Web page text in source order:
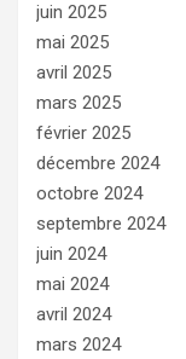
juin 2025
mai 2025
avril 2025
mars 2025
février 2025
décembre 2024
octobre 2024
septembre 2024
juin 2024
mai 2024
avril 2024
mars 2024